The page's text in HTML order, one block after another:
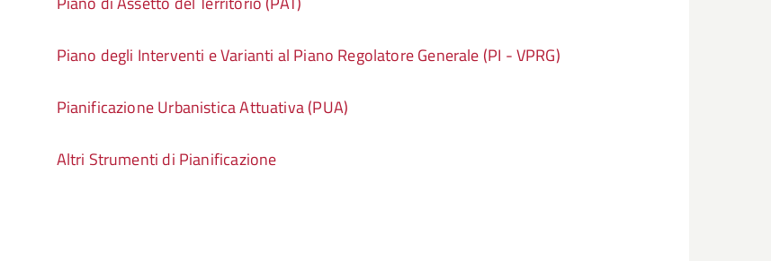
Piano degli Interventi e Varianti al Piano Regolatore Generale (PI - VPRG)
Pianificazione Urbanistica Attuativa (PUA)
Altri Strumenti di Pianificazione